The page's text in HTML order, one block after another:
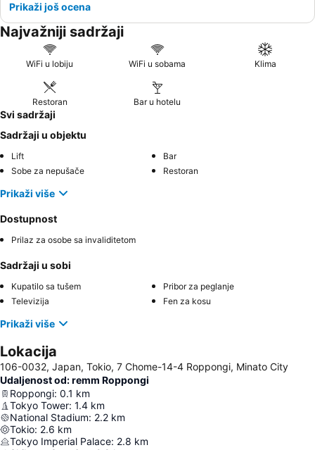
Prikaži još ocena
Najvažniji sadržaji
WiFi u lobiju WiFi u sobama Klima
Restoran Bar u hotelu
Svi sadržaji
Sadržaji u objektu
Lift
Bar
Sobe za nepušače
Restoran
Prikaži više
Dostupnost
Prilaz za osobe sa invaliditetom
Sadržaji u sobi
Kupatilo sa tušem
Pribor za peglanje
Televizija
Fen za kosu
Prikaži više
Lokacija
106-0032, Japan, Tokio, 7 Chome-14-4 Roppongi, Minato City
Udaljenost od: remm Roppongi
Roppongi: 0.1 km
Tokyo Tower: 1.4 km
National Stadium: 2.2 km
Tokio: 2.6 km
Tokyo Imperial Palace: 2.8 km